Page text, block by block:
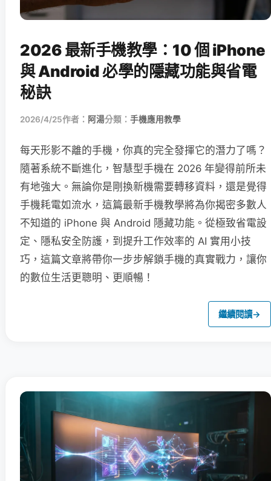
2026 最新手機教學：10 個 iPhone
與 Android 必學的隱藏功能與省電
秘訣
2026/4/25作者： 阿湯分類： 手機應用教學
每天形影不離的手機，你真的完全發揮它的潛力了嗎？
隨著系統不斷進化，智慧型手機在 2026 年變得前所未
有地強大。無論你是剛換新機需要轉移資料，還是覺得
手機耗電如流水，這篇最新手機教學將為你揭密多數人
不知道的 iPhone 與 Android 隱藏功能。從極致省電設
定、隱私安全防護，到提升工作效率的 AI 實用小技
巧，這篇文章將帶你一步步解鎖手機的真實戰力，讓你
的數位生活更聰明、更順暢！
繼續閱讀→